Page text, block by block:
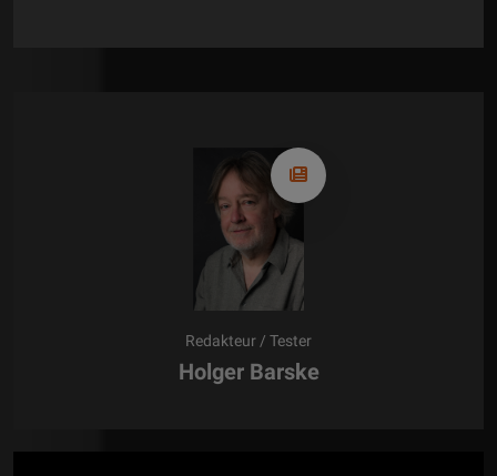
Redakteur / Tester
Holger Barske